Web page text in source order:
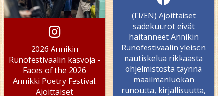
2026 Annikin
Runofestivaalin kasvoja -
Faces of the 2026
Annikki Poetry Festival.
Ajoittaiset
(FI/EN) Ajoittaiset
sadekuurot eivät
haitanneet Annikin
Runofestivaalin yleisön
nautiskelua rikkaasta
ohjelmistosta täynnä
maailmanluokan
runoutta, kirjallisuutta,